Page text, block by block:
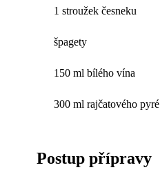
1 stroužek česneku
špagety
150 ml bílého vína
300 ml rajčatového pyré
Postup přípravy